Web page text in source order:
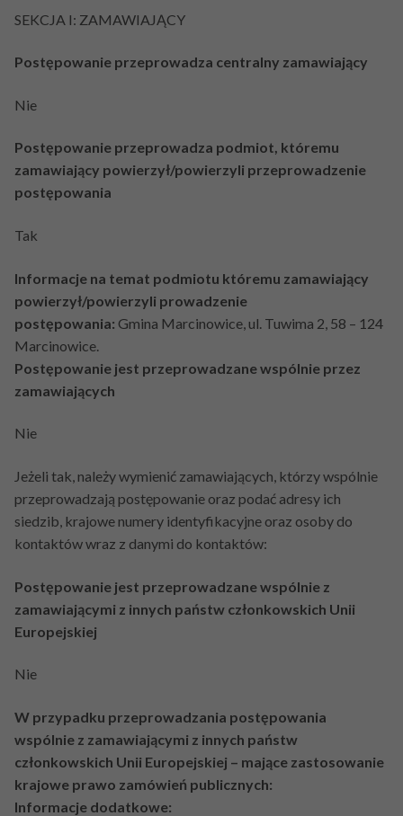
SEKCJA I: ZAMAWIAJĄCY
Postępowanie przeprowadza centralny zamawiający
Nie
Postępowanie przeprowadza podmiot, któremu
zamawiający powierzył/powierzyli przeprowadzenie
postępowania
Tak
Informacje na temat podmiotu któremu zamawiający
powierzył/powierzyli prowadzenie
postępowania: Gmina Marcinowice, ul. Tuwima 2, 58 – 124
Marcinowice.
Postępowanie jest przeprowadzane wspólnie przez
zamawiających
Nie
Jeżeli tak, należy wymienić zamawiających, którzy wspólnie
przeprowadzają postępowanie oraz podać adresy ich
siedzib, krajowe numery identyfikacyjne oraz osoby do
kontaktów wraz z danymi do kontaktów:
Postępowanie jest przeprowadzane wspólnie z
zamawiającymi z innych państw członkowskich Unii
Europejskiej
Nie
W przypadku przeprowadzania postępowania
wspólnie z zamawiającymi z innych państw
członkowskich Unii Europejskiej – mające zastosowanie
krajowe prawo zamówień publicznych:
Informacje dodatkowe: